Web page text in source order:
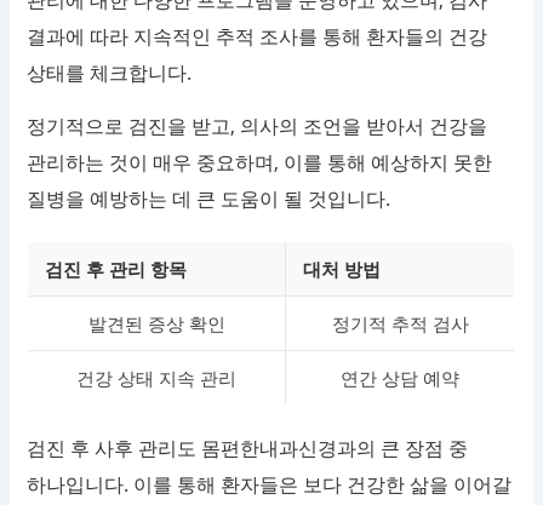
결과에 따라 지속적인 추적 조사를 통해 환자들의 건강
상태를 체크합니다.
정기적으로 검진을 받고, 의사의 조언을 받아서 건강을
관리하는 것이 매우 중요하며, 이를 통해 예상하지 못한
질병을 예방하는 데 큰 도움이 될 것입니다.
검진 후 관리 항목 대처 방법
발견된 증상 확인 정기적 추적 검사
건강 상태 지속 관리 연간 상담 예약
검진 후 사후 관리도 몸편한내과신경과의 큰 장점 중
하나입니다. 이를 통해 환자들은 보다 건강한 삶을 이어갈